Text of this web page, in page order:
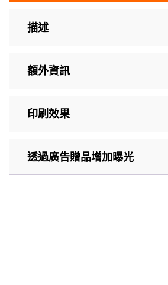
描述
額外資訊
印刷效果
透過廣告贈品增加曝光